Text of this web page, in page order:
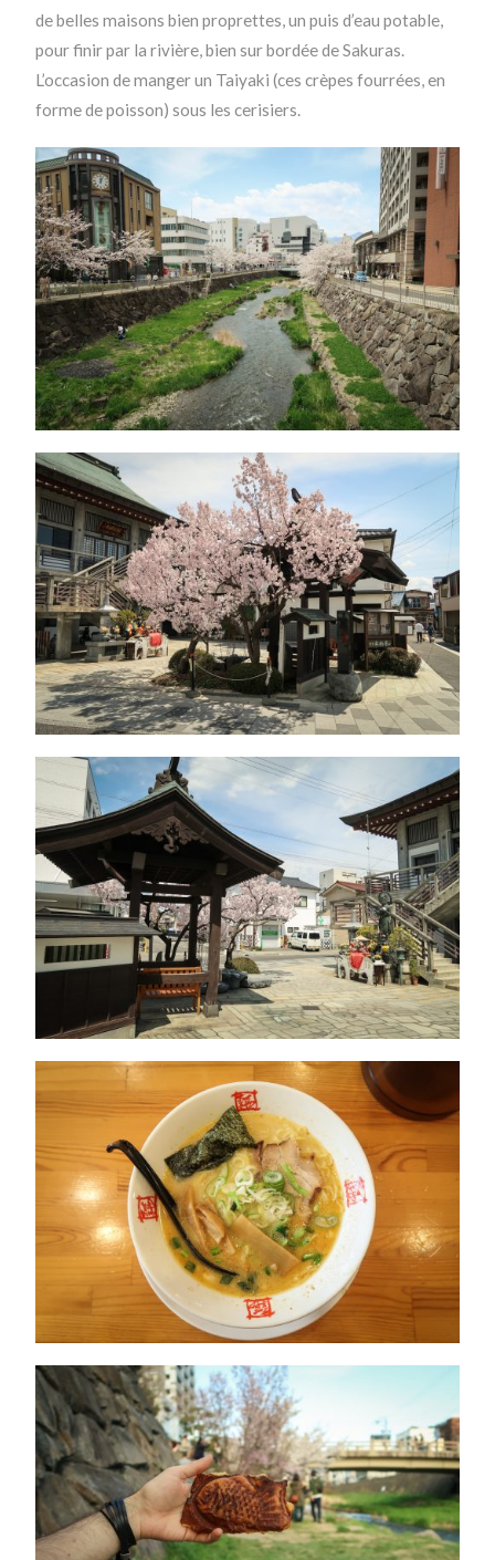
de belles maisons bien proprettes, un puis d’eau potable,
pour finir par la rivière, bien sur bordée de Sakuras.
L’occasion de manger un Taiyaki (ces crèpes fourrées, en
forme de poisson) sous les cerisiers.